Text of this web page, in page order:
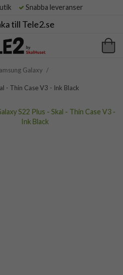
Snabba leveranser
till Tele2.se
Galaxy /
- Thin Case V3 - Ink Black